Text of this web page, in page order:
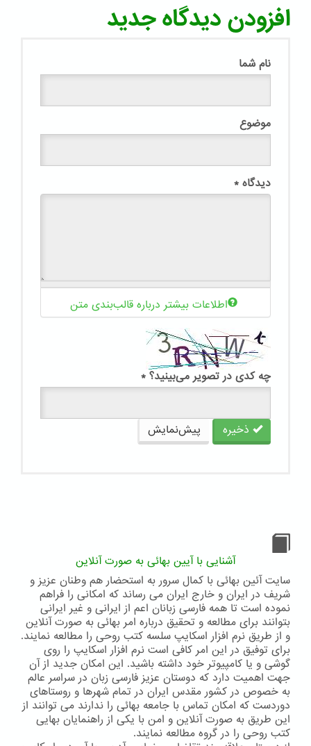
افزودن دیدگاه جدید
نام شما
موضوع
دیدگاه *
اطلاعات بیشتر درباره قالب‌بندی متن
چه کدی در تصویر می‌بینید؟ *
ذخیره پیش‌نمایش
آشنایی با آیین بهائی به صورت آنلاین
سایت آئین بهائی با کمال سرور به استحضار هم وطنان عزیز و
شریف در ایران و خارج ایران می رساند که امکانی را فراهم
نموده است تا همه فارسی زبانان اعم از ایرانی و غیر ایرانی
بتوانند برای مطالعه و تحقیق درباره امر بهائی به صورت آنلاین
و از طریق نرم افزار اسکایپ سلسه کتب روحی را مطالعه نمایند.
برای توفیق در این امر کافی است نرم افزار اسکایپ را روی
گوشی و یا کامپیوتر خود داشته باشید. این امکان جدید از آن
جهت اهمیت دارد که دوستان عزیز فارسی زبان در سراسر عالم
به خصوص در کشور مقدس ایران در تمام شهرها و روستاهای
دوردست که امکان تماس با جامعه بهائی را ندارند می توانند از
این طریق به صورت آنلاین و امن با یکی از راهنمایان بهایی
کتب روحی را در گروه مطالعه نمایند.